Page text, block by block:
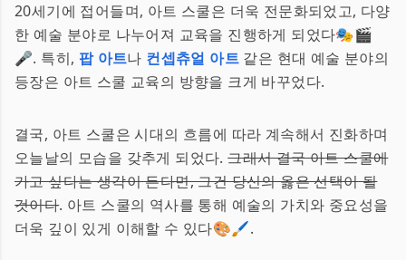
20세기에 접어들며, 아트 스쿨은 더욱 전문화되었고, 다양
한 예술 분야로 나누어져 교육을 진행하게 되었다🎭🎬
🎤. 특히, 팝 아트나 컨셉츄얼 아트 같은 현대 예술 분야의
등장은 아트 스쿨 교육의 방향을 크게 바꾸었다.
결국, 아트 스쿨은 시대의 흐름에 따라 계속해서 진화하며
오늘날의 모습을 갖추게 되었다.그래서 결국 아트 스쿨에
가고 싶다는 생각이 든다면, 그건 당신의 옳은 선택이 될
것이다. 아트 스쿨의 역사를 통해 예술의 가치와 중요성을
더욱 깊이 있게 이해할 수 있다🎨🖌️.